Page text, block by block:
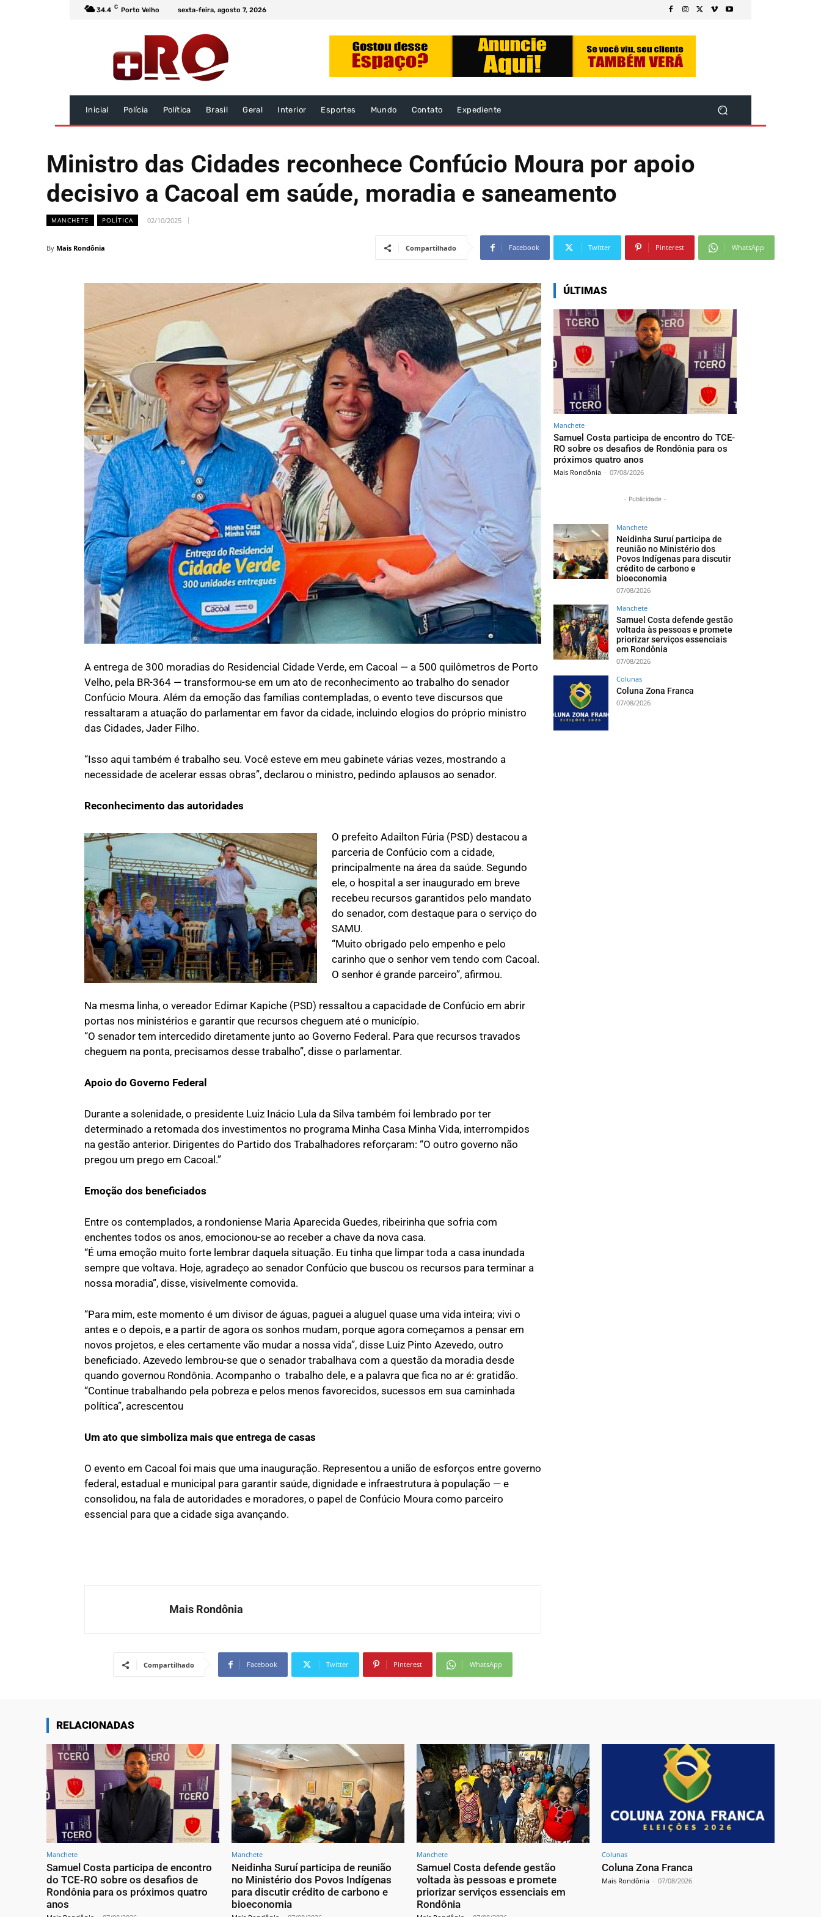
34.4 C Porto Velho sexta-feira, agosto 7, 2026
Inicial Polícia Política Brasil Geral Interior Esportes Mundo Contato Expediente
Ministro das Cidades reconhece Confúcio Moura por apoio
decisivo a Cacoal em saúde, moradia e saneamento
MANCHETE POLÍTICA 02/10/2025
By Mais Rondônia Compartilhado Facebook Twitter Pinterest WhatsApp
A entrega de 300 moradias do Residencial Cidade Verde, em Cacoal — a 500 quilômetros de Porto
Velho, pela BR-364 — transformou-se em um ato de reconhecimento ao trabalho do senador
Confúcio Moura. Além da emoção das famílias contempladas, o evento teve discursos que
ressaltaram a atuação do parlamentar em favor da cidade, incluindo elogios do próprio ministro
das Cidades, Jader Filho.
“Isso aqui também é trabalho seu. Você esteve em meu gabinete várias vezes, mostrando a
necessidade de acelerar essas obras”, declarou o ministro, pedindo aplausos ao senador.
Reconhecimento das autoridades
O prefeito Adailton Fúria (PSD) destacou a
parceria de Confúcio com a cidade,
principalmente na área da saúde. Segundo
ele, o hospital a ser inaugurado em breve
recebeu recursos garantidos pelo mandato
do senador, com destaque para o serviço do
SAMU.
“Muito obrigado pelo empenho e pelo
carinho que o senhor vem tendo com Cacoal.
O senhor é grande parceiro”, afirmou.
Na mesma linha, o vereador Edimar Kapiche (PSD) ressaltou a capacidade de Confúcio em abrir
portas nos ministérios e garantir que recursos cheguem até o município.
“O senador tem intercedido diretamente junto ao Governo Federal. Para que recursos travados
cheguem na ponta, precisamos desse trabalho”, disse o parlamentar.
Apoio do Governo Federal
Durante a solenidade, o presidente Luiz Inácio Lula da Silva também foi lembrado por ter
determinado a retomada dos investimentos no programa Minha Casa Minha Vida, interrompidos
na gestão anterior. Dirigentes do Partido dos Trabalhadores reforçaram: “O outro governo não
pregou um prego em Cacoal.”
Emoção dos beneficiados
Entre os contemplados, a rondoniense Maria Aparecida Guedes, ribeirinha que sofria com
enchentes todos os anos, emocionou-se ao receber a chave da nova casa.
“É uma emoção muito forte lembrar daquela situação. Eu tinha que limpar toda a casa inundada
sempre que voltava. Hoje, agradeço ao senador Confúcio que buscou os recursos para terminar a
nossa moradia”, disse, visivelmente comovida.
“Para mim, este momento é um divisor de águas, paguei a aluguel quase uma vida inteira; vivi o
antes e o depois, e a partir de agora os sonhos mudam, porque agora começamos a pensar em
novos projetos, e eles certamente vão mudar a nossa vida”, disse Luiz Pinto Azevedo, outro
beneficiado. Azevedo lembrou-se que o senador trabalhava com a questão da moradia desde
quando governou Rondônia. Acompanho o trabalho dele, e a palavra que fica no ar é: gratidão.
“Continue trabalhando pela pobreza e pelos menos favorecidos, sucessos em sua caminhada
política”, acrescentou
Um ato que simboliza mais que entrega de casas
O evento em Cacoal foi mais que uma inauguração. Representou a união de esforços entre governo
federal, estadual e municipal para garantir saúde, dignidade e infraestrutura à população — e
consolidou, na fala de autoridades e moradores, o papel de Confúcio Moura como parceiro
essencial para que a cidade siga avançando.
Mais Rondônia
Compartilhado Facebook Twitter Pinterest WhatsApp
ÚLTIMAS
Manchete
Samuel Costa participa de encontro do TCE-
RO sobre os desafios de Rondônia para os
próximos quatro anos
Mais Rondônia - 07/08/2026
- Publicidade -
Manchete
Neidinha Suruí participa de
reunião no Ministério dos
Povos Indígenas para discutir
crédito de carbono e
bioeconomia
07/08/2026
Manchete
Samuel Costa defende gestão
voltada às pessoas e promete
priorizar serviços essenciais
em Rondônia
07/08/2026
Colunas
Coluna Zona Franca
07/08/2026
RELACIONADAS
Manchete
Samuel Costa participa de encontro
do TCE-RO sobre os desafios de
Rondônia para os próximos quatro
anos
Manchete
Neidinha Suruí participa de reunião
no Ministério dos Povos Indígenas
para discutir crédito de carbono e
bioeconomia
Manchete
Samuel Costa defende gestão
voltada às pessoas e promete
priorizar serviços essenciais em
Rondônia
Colunas
Coluna Zona Franca
Mais Rondônia - 07/08/2026